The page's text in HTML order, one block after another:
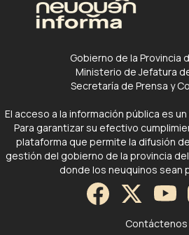
Gobierno de la Provincia
Ministerio de Jefatura
Secretaría de Prensa y
El acceso a la información pública es
Para garantizar su efectivo
plataforma que permite la difusión
gestión del gobierno de la provincia
donde los neuquinos sean
Contáctenos